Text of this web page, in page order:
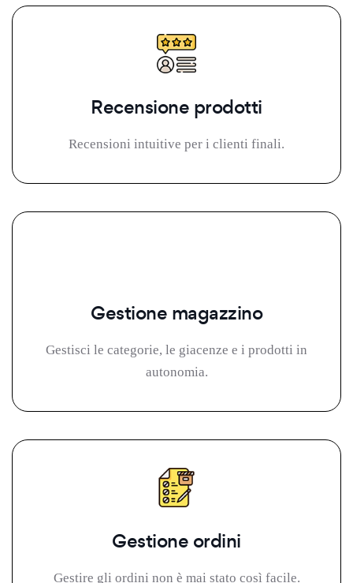
Recensione prodotti
Recensioni intuitive per i clienti finali.
Gestione magazzino
Gestisci le categorie, le giacenze e i prodotti in
autonomia.
Gestione ordini
Gestire gli ordini non è mai stato così facile.